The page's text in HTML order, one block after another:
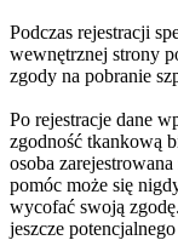
Podczas rejestracji
wewnętrznej strony
zgody na pobranie
Po rejestracje dane
zgodność tkankową
osoba
pomóc może się
wycofać swoją
jeszcze